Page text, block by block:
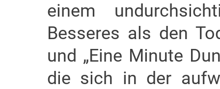
einem
Besseres als den
und „Eine Minute
die sich in der